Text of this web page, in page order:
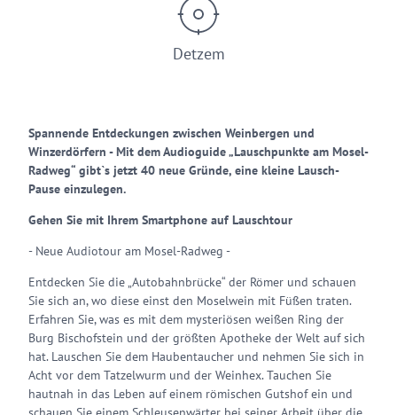
Detzem
Spannende Entdeckungen zwischen Weinbergen und
Winzerdörfern - Mit dem Audioguide „Lauschpunkte am Mosel-
Radweg“ gibt`s jetzt 40 neue Gründe, eine kleine Lausch-
Pause einzulegen.
Gehen Sie mit Ihrem Smartphone auf Lauschtour
- Neue Audiotour am Mosel-Radweg -
Entdecken Sie die „Autobahnbrücke“ der Römer und schauen
Sie sich an, wo diese einst den Moselwein mit Füßen traten.
Erfahren Sie, was es mit dem mysteriösen weißen Ring der
Burg Bischofstein und der größten Apotheke der Welt auf sich
hat. Lauschen Sie dem Haubentaucher und nehmen Sie sich in
Acht vor dem Tatzelwurm und der Weinhex. Tauchen Sie
hautnah in das Leben auf einem römischen Gutshof ein und